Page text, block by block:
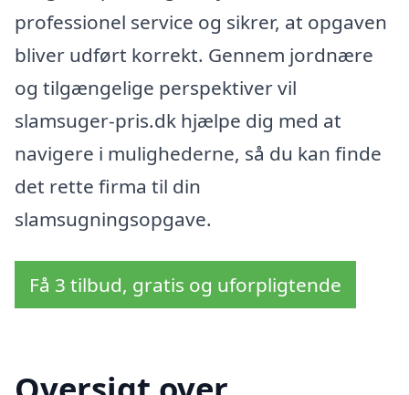
professionel service og sikrer, at opgaven
bliver udført korrekt. Gennem jordnære
og tilgængelige perspektiver vil
slamsuger-pris.dk hjælpe dig med at
navigere i mulighederne, så du kan finde
det rette firma til din
slamsugningsopgave.
Få 3 tilbud, gratis og uforpligtende